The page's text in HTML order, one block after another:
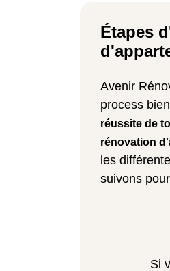
Étapes
Avenir
process
réussite de
rénovation
les
suivons
Si